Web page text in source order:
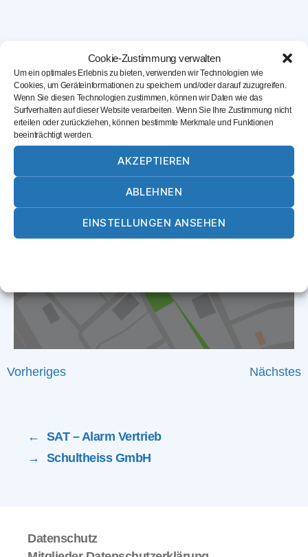
Cookie-Zustimmung verwalten
Um ein optimales Erlebnis zu bieten, verwenden wir Technologien wie
Cookies, um Geräteinformationen zu speichern und/oder darauf zuzugreifen.
Wenn Sie diesen Technologien zustimmen, können wir Daten wie das
Surfverhalten auf dieser Website verarbeiten. Wenn Sie Ihre Zustimmung nicht
erteilen oder zurückziehen, können bestimmte Merkmale und Funktionen
beeinträchtigt werden.
AKZEPTIEREN
ABLEHNEN
EINSTELLUNGEN ANSEHEN
Vorheriges Nächstes
←
SAT – Alarm Vertrieb
→
Schultheiss GmbH
Datenschutz